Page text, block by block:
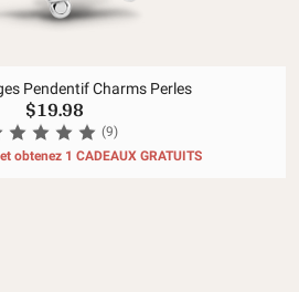
Pendentif Charms Perles
$19.98
(9)
obtenez 1 CADEAUX GRATUITS